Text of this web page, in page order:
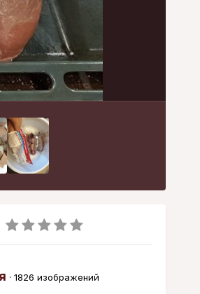
Инструменты
· 1826 изображений